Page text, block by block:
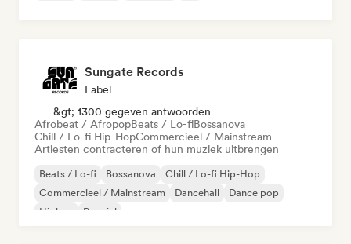
Sungate Records
Label
&gt; 1300 gegeven antwoorden
Afrobeat / AfropopBeats / Lo-fiBossanova
Chill / Lo-fi Hip-HopCommercieel / Mainstream
Artiesten contracteren of hun muziek uitbrengen
Beats / Lo-fi Bossanova
Chill / Lo-fi Hip-Hop
Commercieel / Mainstream
Dancehall
Dance pop
Hiphop
Popziel